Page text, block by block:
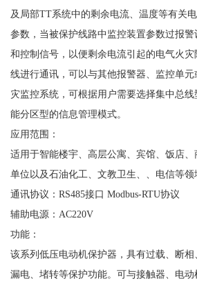
及局部TT系统中的剩余电流、温度等有关
参数，当被保护线路中监控装置参数过报
和控制信号，以便剩余电流引起的电气火灾
线进行通讯，可以与其他报警器、监控单
灾监控系统，可根据用户需要选择集中总
能分区型的信息管理模式。
应用范围：
适用于智能楼宇、高层公寓、宾馆、饭店
单位以及石油化工、文教卫生、、电信等领
通讯协议： RS485接口 Modbus-RTU协议
辅助电源： AC220V
功能：
该系列低压电动机保护器，具有过载、断
漏电、堵转等保护功能。可与接触器、电